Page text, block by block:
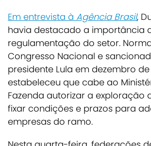
Em entrevista à Agência Brasil,
havia destacado a importância
regulamentação do setor.
Congresso Nacional e
presidente Lula em dezembro de
estabeleceu que cabe ao
Fazenda autorizar a exploração
fixar condições e prazos para
empresas do ramo.